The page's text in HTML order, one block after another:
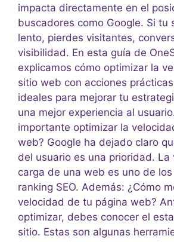
impacta directamente en el
buscadores como Google. Si tu
lento, pierdes visitantes,
visibilidad. En esta guía de
explicamos cómo optimizar la
sitio web con acciones
ideales para mejorar tu
una mejor experiencia al
importante optimizar la
web? Google ha dejado claro
del usuario es una prioridad. La
carga de una web es uno de
ranking SEO. Además: ¿Cómo
velocidad de tu página web?
optimizar, debes conocer el
sitio. Estas son algunas